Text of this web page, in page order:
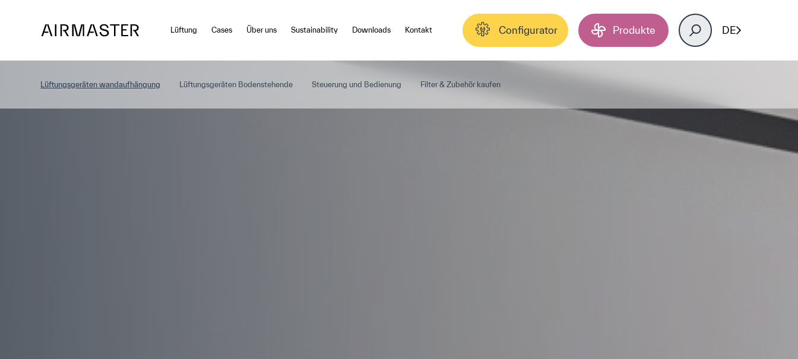
Lüftung Cases Über uns Sustainability Downloads Kontakt Configurator Produkte DE
Lüftungsgeräten wandaufhängung Lüftungsgeräten Bodenstehende Steuerung und Bedienung Filter & Zubehör kaufen